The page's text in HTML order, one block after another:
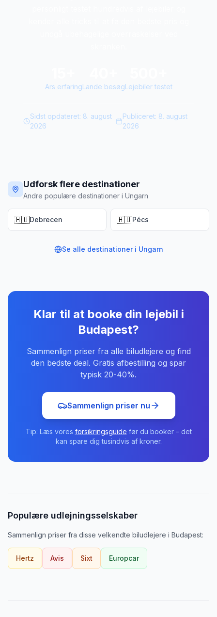
Ars erfaringLande besøgLejebiler testet
Sidst opdateret: 8. august
2026
Publiceret: 8. august
2026
Udforsk flere destinationer
Andre populære destinationer i Ungarn
🇭🇺Debrecen 🇭🇺Pécs
Se alle destinationer i Ungarn
Klar til at booke din lejebil i
Budapest?
Sammenlign priser fra alle biludlejere og find
den bedste deal. Gratis afbestilling og spar
typisk 20-40%.
Sammenlign priser nu
Tip: Læs vores forsikringsguide før du booker – det
kan spare dig tusindvis af kroner.
Populære udlejningsselskaber
Sammenlign priser fra disse velkendte biludlejere i Budapest:
Hertz Avis Sixt Europcar